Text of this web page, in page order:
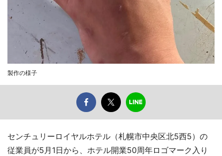
製作の様子
センチュリーロイヤルホテル（札幌市中央区北5西5）の
従業員が5月1日から、ホテル開業50周年ロゴマーク入り